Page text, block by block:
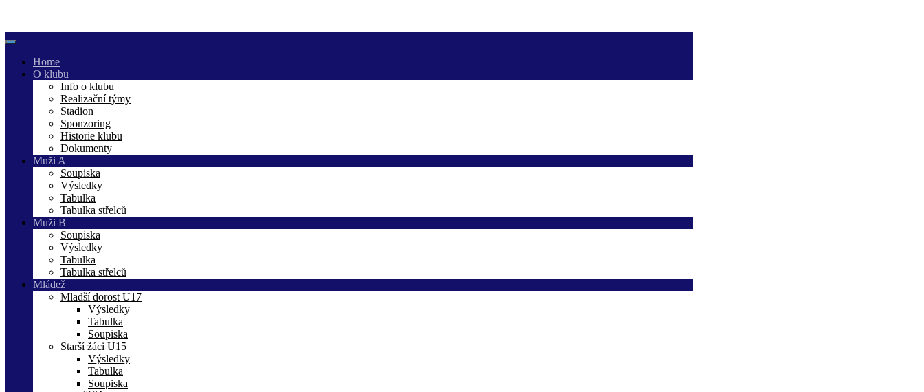
content
Home
O klubu
Info o klubu
Realizační týmy
Stadion
Sponzoring
Historie klubu
Dokumenty
Muži A
Soupiska
Výsledky
Tabulka
Tabulka střelců
Muži B
Soupiska
Výsledky
Tabulka
Tabulka střelců
Mládež
Mladší dorost U17
Výsledky
Tabulka
Soupiska
Starší žáci U15
Výsledky
Tabulka
Soupiska